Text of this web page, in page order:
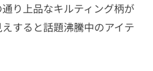
り上品なキルティング柄が
すると話題沸騰中のアイテ